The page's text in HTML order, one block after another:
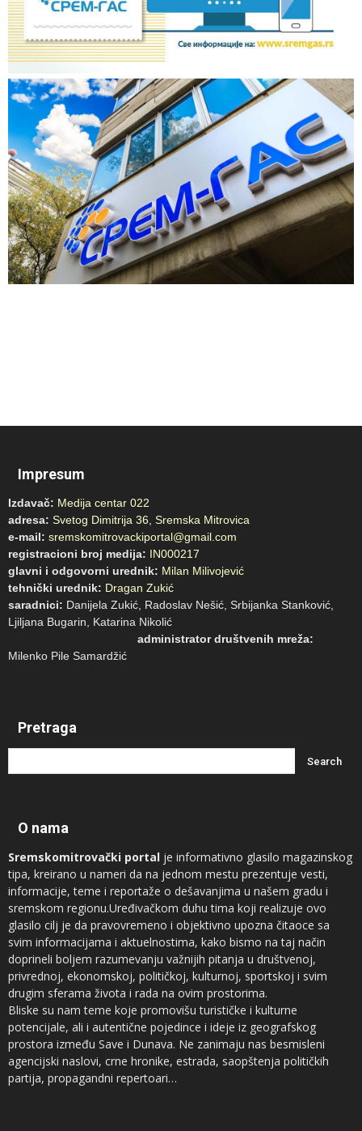
Impresum
Izdavač: Medija centar 022
adresa: Svetog Dimitrija 36, Sremska Mitrovica
e-mail: sremskomitrovackiportal@gmail.com
registracioni broj medija: IN000217
glavni i odgovorni urednik: Milan Milivojević
tehnički urednik: Dragan Zukić
saradnici: Danijela Zukić, Radoslav Nešić, Srbijanka Stanković,
Ljiljana Bugarin, Katarina Nikolić
administrator društvenih mreža:
Milenko Pile Samardžić
Pretraga
O nama
Sremskomitrovački portal je informativno glasilo magazinskog
tipa, kreirano u nameri da na jednom mestu prezentuje vesti,
informacije, teme i reportaže o dešavanjima u našem gradu i
sremskom regionu.Uređivačkom duhu tima koji realizuje ovo
glasilo cilj je da pravovremeno i objektivno upozna čitaoce sa
svim informacijama i aktuelnostima, kako bismo na taj način
doprineli boljem razumevanju važnijih pitanja u društvenoj,
privrednoj, ekonomskoj, političkoj, kulturnoj, sportskoj i svim
drugim sferama života i rada na ovim prostorima.
Bliske su nam teme koje promovišu turističke i kulturne
potencijale, ali i autentične pojedince i ideje iz geografskog
prostora između Save i Dunava. Ne zanimaju nas besmisleni
agencijski naslovi, crne hronike, estrada, saopštenja političkih
partija, propagandni repertoari…